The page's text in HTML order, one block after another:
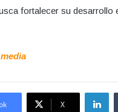
fortalecer su
X